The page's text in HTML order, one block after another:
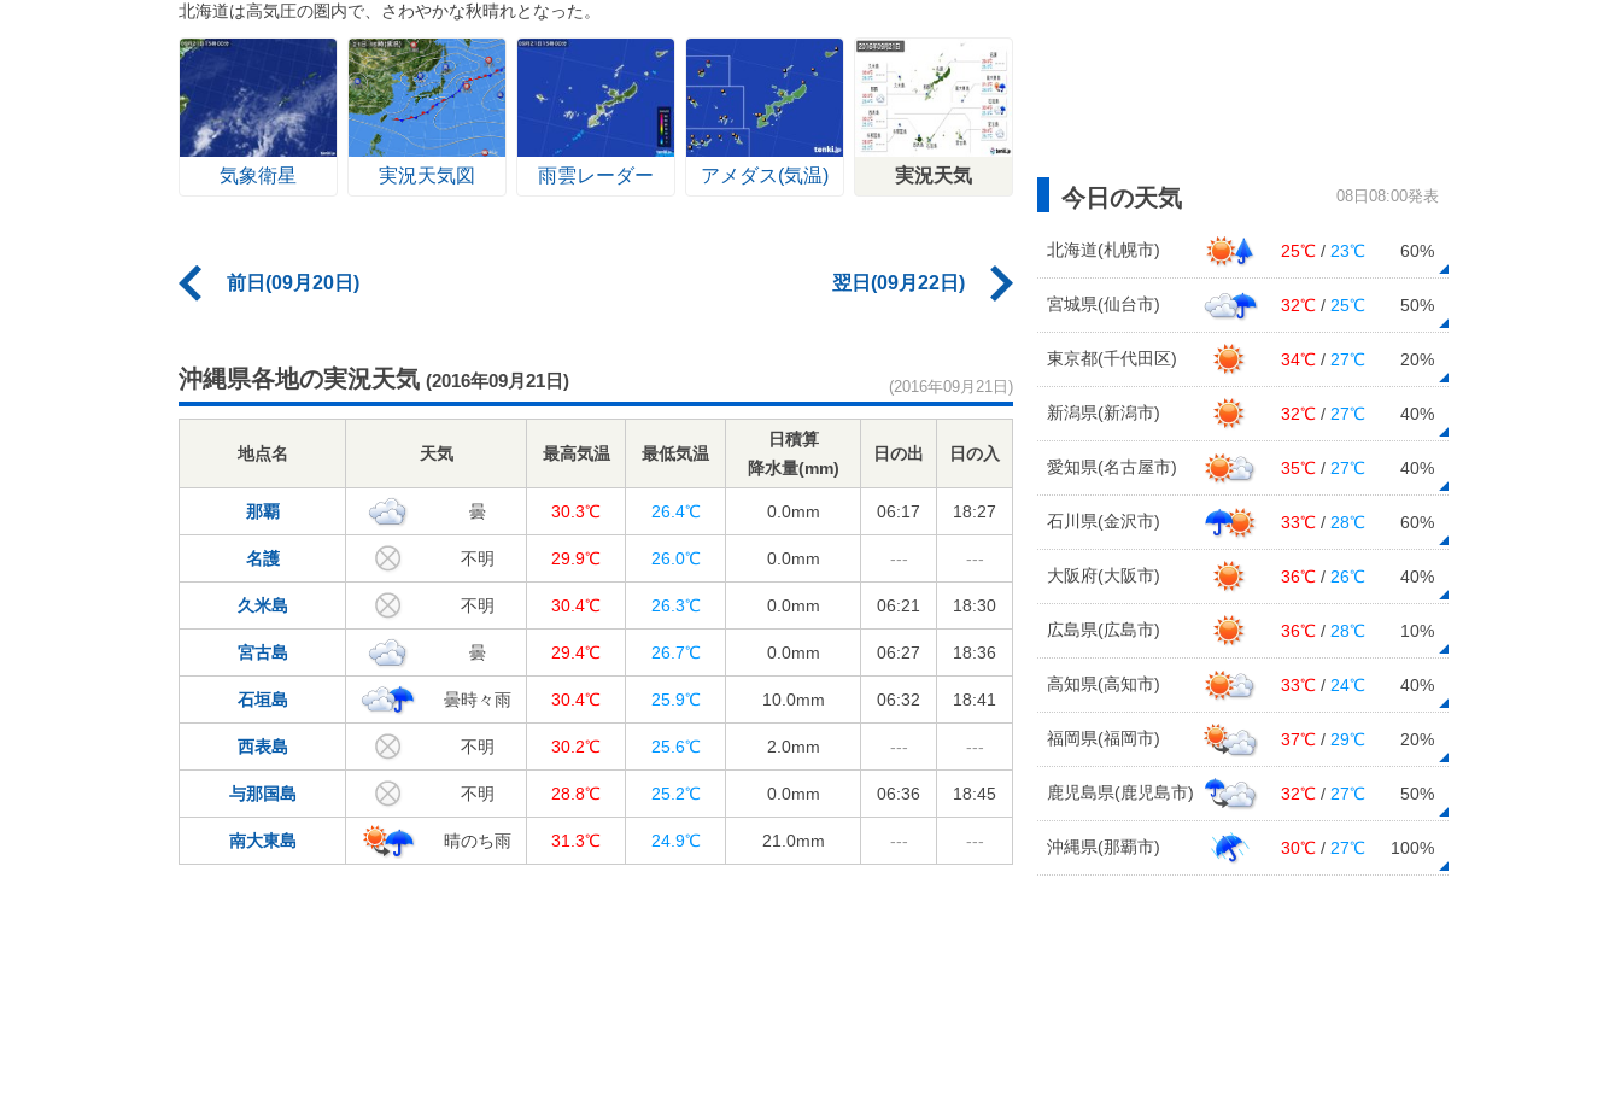
北海道は高気圧の圏内で、さわやかな秋晴れとなった。
気象衛星 実況天気図 雨雲レーダー アメダス(気温) 実況天気
前日(09月20日) 翌日(09月22日)
沖縄県各地の実況天気 (2016年09月21日) (2016年09月21日)
地点名 天気 最高気温 最低気温
日積算
降水量(mm)
日の出 日の入
那覇 曇 30.3℃ 26.4℃ 0.0mm 06:17 18:27
名護 不明 29.9℃ 26.0℃ 0.0mm --- ---
久米島 不明 30.4℃ 26.3℃ 0.0mm 06:21 18:30
宮古島 曇 29.4℃ 26.7℃ 0.0mm 06:27 18:36
石垣島 曇時々雨 30.4℃ 25.9℃ 10.0mm 06:32 18:41
西表島 不明 30.2℃ 25.6℃ 2.0mm --- ---
与那国島 不明 28.8℃ 25.2℃ 0.0mm 06:36 18:45
南大東島 晴のち雨 31.3℃ 24.9℃ 21.0mm --- ---
今日の天気 08日08:00発表
北海道(札幌市) 25℃ / 23℃ 60%
宮城県(仙台市) 32℃ / 25℃ 50%
東京都(千代田区) 34℃ / 27℃ 20%
新潟県(新潟市) 32℃ / 27℃ 40%
愛知県(名古屋市) 35℃ / 27℃ 40%
石川県(金沢市) 33℃ / 28℃ 60%
大阪府(大阪市) 36℃ / 26℃ 40%
広島県(広島市) 36℃ / 28℃ 10%
高知県(高知市) 33℃ / 24℃ 40%
福岡県(福岡市) 37℃ / 29℃ 20%
鹿児島県(鹿児島市) 32℃ / 27℃ 50%
沖縄県(那覇市) 30℃ / 27℃ 100%